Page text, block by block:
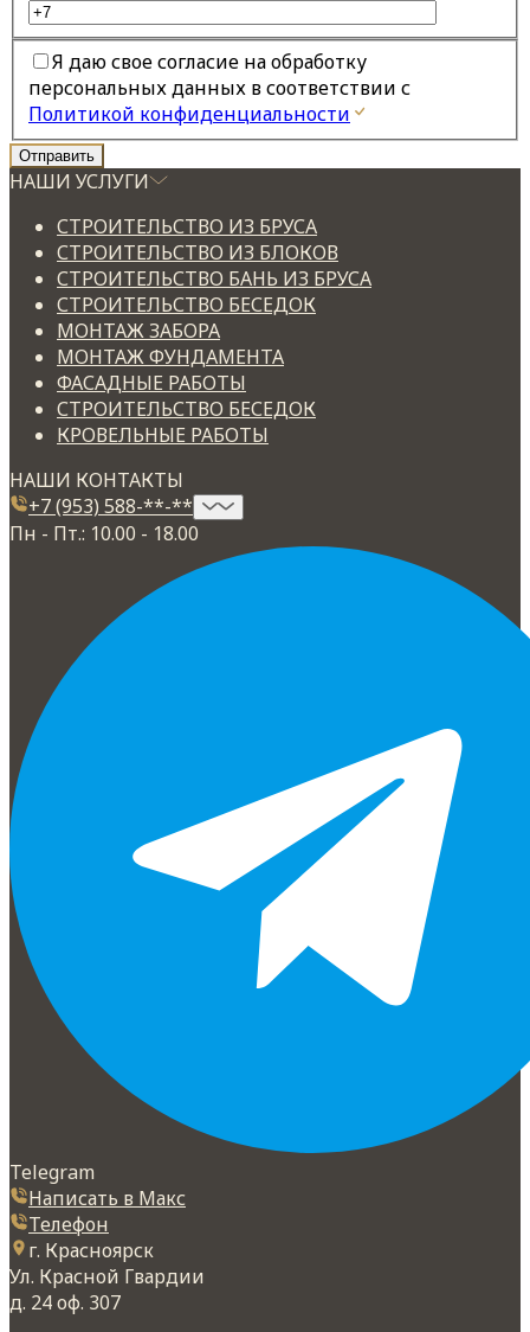
Я даю свое согласие на обработку
персональных данных в соответствии с
Политикой конфиденциальности
НАШИ УСЛУГИ
СТРОИТЕЛЬСТВО ИЗ БРУСА
СТРОИТЕЛЬСТВО ИЗ БЛОКОВ
СТРОИТЕЛЬСТВО БАНЬ ИЗ БРУСА
СТРОИТЕЛЬСТВО БЕСЕДОК
МОНТАЖ ЗАБОРА
МОНТАЖ ФУНДАМЕНТА
ФАСАДНЫЕ РАБОТЫ
СТРОИТЕЛЬСТВО БЕСЕДОК
КРОВЕЛЬНЫЕ РАБОТЫ
НАШИ КОНТАКТЫ
+7 (953) 588-**-**
Пн - Пт.: 10.00 - 18.00
Telegram
Написать в Макс
Телефон
г. Красноярск
Ул. Красной Гвардии
д. 24 оф. 307